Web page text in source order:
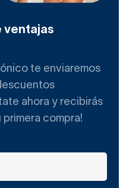
ventajas
te enviaremos
ahora y recibirás
compra!